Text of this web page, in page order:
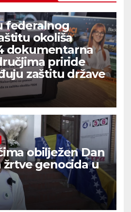
federalnog
okoliša
dokumentarna
priride
zaštitu države
obilježen Dan
žrtve genocida u